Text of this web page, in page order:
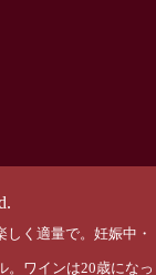
く適量で。妊娠中・
。ワインは20歳になっ